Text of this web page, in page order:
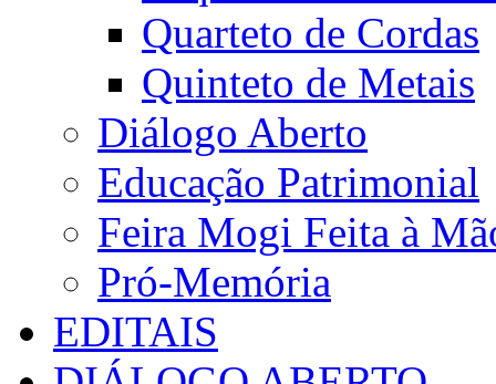
Quarteto de Cordas
Quinteto de Metais
Diálogo Aberto
Educação Patrimonial
Feira Mogi Feita à
Pró-Memória
EDITAIS